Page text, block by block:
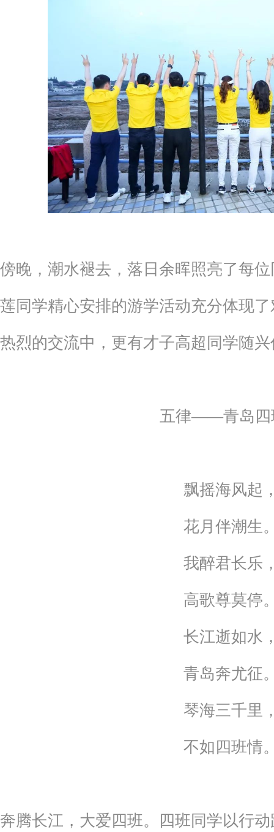
傍晚，潮水褪去，落日余晖照亮了每
莲同学精心安排的游学活动充分体现
热烈的交流中，更有才子高超同学随
五律——青岛四
飘摇海风起
花月伴潮生
我醉君长乐
高歌尊莫停
长江逝如水
青岛奔尤征
琴海三千里
不如四班情
奔腾长江，大爱四班。四班同学以行